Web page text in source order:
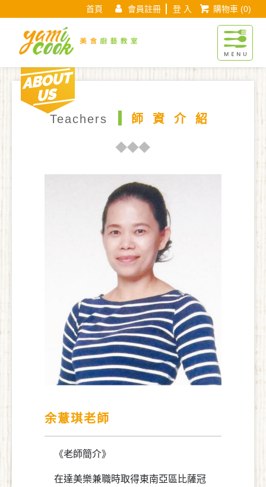
首頁 會員註冊 登 入 購物車(0)
Yamicook美食
現在位置 : 首 頁
Teachers 師資介紹
余薏琪老師
《老師簡介》
在達美樂兼職時取得東南亞區比薩冠